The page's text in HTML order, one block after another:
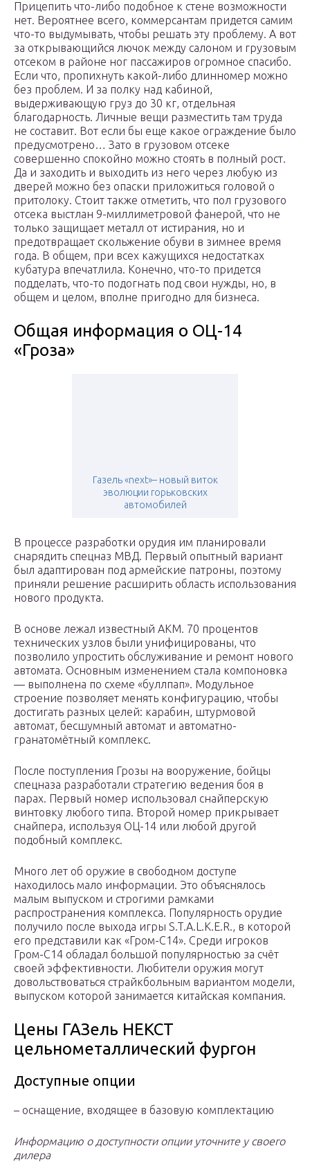
Прицепить что-либо подобное к стене возможности
нет. Вероятнее всего, коммерсантам придется самим
что-то выдумывать, чтобы решать эту проблему. А вот
за открывающийся лючок между салоном и грузовым
отсеком в районе ног пассажиров огромное спасибо.
Если что, пропихнуть какой-либо длинномер можно
без проблем. И за полку над кабиной,
выдерживающую груз до 30 кг, отдельная
благодарность. Личные вещи разместить там труда
не составит. Вот если бы еще какое ограждение было
предусмотрено… Зато в грузовом отсеке
совершенно спокойно можно стоять в полный рост.
Да и заходить и выходить из него через любую из
дверей можно без опаски приложиться головой о
притолоку. Стоит также отметить, что пол грузового
отсека выстлан 9-миллиметровой фанерой, что не
только защищает металл от истирания, но и
предотвращает скольжение обуви в зимнее время
года. В общем, при всех кажущихся недостатках
кубатура впечатлила. Конечно, что-то придется
подделать, что-то подогнать под свои нужды, но, в
общем и целом, вполне пригодно для бизнеса.
Общая информация о ОЦ-14
«Гроза»
Газель «next»– новый виток
эволюции горьковских
автомобилей
В процессе разработки орудия им планировали
снарядить спецназ МВД. Первый опытный вариант
был адаптирован под армейские патроны, поэтому
приняли решение расширить область использования
нового продукта.
В основе лежал известный АКМ. 70 процентов
технических узлов были унифицированы, что
позволило упростить обслуживание и ремонт нового
автомата. Основным изменением стала компоновка
— выполнена по схеме «буллпап». Модульное
строение позволяет менять конфигурацию, чтобы
достигать разных целей: карабин, штурмовой
автомат, бесшумный автомат и автоматно-
гранатомётный комплекс.
После поступления Грозы на вооружение, бойцы
спецназа разработали стратегию ведения боя в
парах. Первый номер использовал снайперскую
винтовку любого типа. Второй номер прикрывает
снайпера, используя ОЦ-14 или любой другой
подобный комплекс.
Много лет об оружие в свободном доступе
находилось мало информации. Это объяснялось
малым выпуском и строгими рамками
распространения комплекса. Популярность орудие
получило после выхода игры S.T.A.L.K.E.R., в которой
его представили как «Гром-С14». Среди игроков
Гром-С14 обладал большой популярностью за счёт
своей эффективности. Любители оружия могут
довольствоваться страйкбольным вариантом модели,
выпуском которой занимается китайская компания.
Цены ГАЗель НЕКСТ
цельнометаллический фургон
Доступные опции
– оснащение, входящее в базовую комплектацию
Информацию о доступности опции уточните у своего
дилера